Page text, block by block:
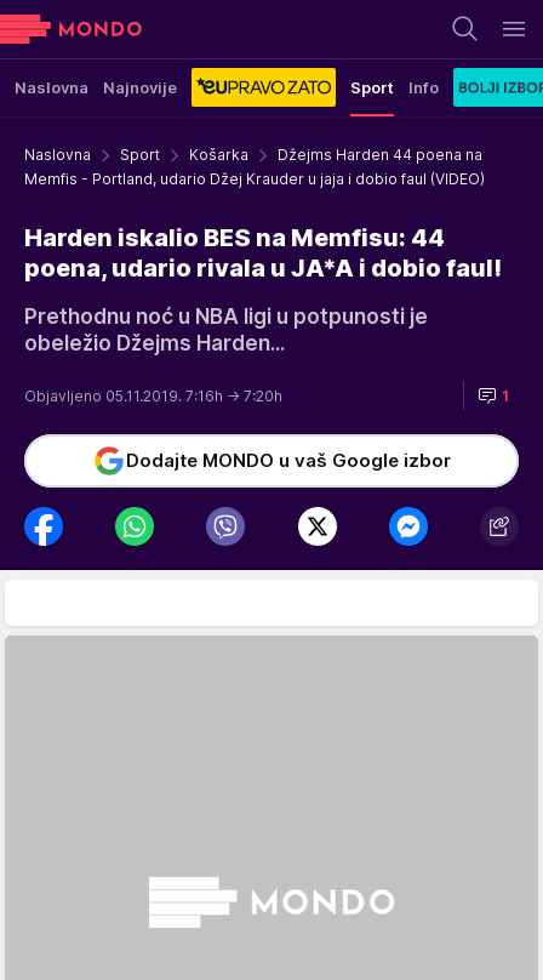
Naslovna Najnovije Sport Info
Naslovna Sport Košarka
Džejms Harden 44 poena na
Memfis - Portland, udario Džej Krauder u jaja i dobio faul (VIDEO)
Harden iskalio BES na Memfisu: 44
poena, udario rivala u JA*A i dobio faul!
Prethodnu noć u NBA ligi u potpunosti je
obeležio Džejms Harden...
Objavljeno 05.11.2019. 7:16h → 7:20h 1
Dodajte MONDO u vaš Google izbor